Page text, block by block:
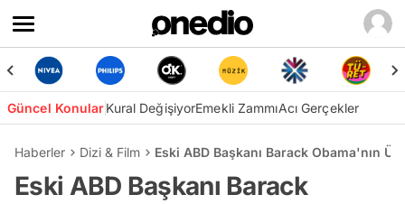
Güncel KonularKural DeğişiyorEmekli ZammıAcı Gerçekler
Haberler Dizi & Film Eski ABD Başkanı Barack Obama'nın
Eski ABD Başkanı Barack